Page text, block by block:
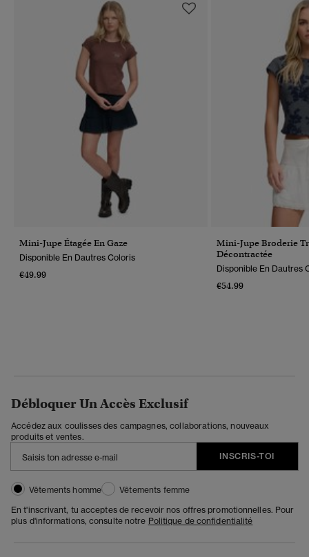
Mini-Jupe Étagée En Gaze
Disponible En Dautres Coloris
€49.99
Mini-Jupe Broderie
Décontractée
Disponible En Dautres
€54.99
Débloquer Un Accès Exclusif
Accédez aux coulisses des campagnes, collaborations, nouveaux
produits et ventes.
INSCRIS-TOI
Vêtements homme
Vêtements femme
En t'inscrivant, tu acceptes de recevoir nos offres promotionnelles. Pour
plus d'informations, consulte notre Politique de confidentialité